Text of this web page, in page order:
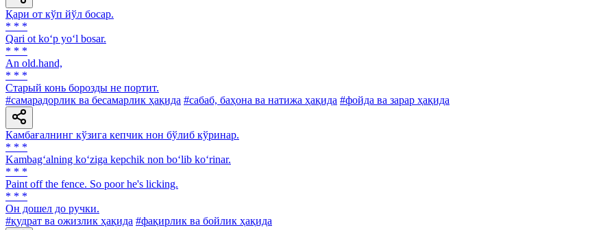
Қари от кўп йўл босар.
* * *
Qari ot ko‘p yo‘l bosar.
* * *
An old.hand,
* * *
Старый конь борозды не портит.
#самарадорлик ва бесамарлик ҳақида #сабаб, баҳона ва натижа ҳақида #фойда ва зарар ҳақида
Камбағалнинг кўзига кепчик нон бўлиб кўринар.
* * *
Kambag‘alning ko‘ziga kepchik non bo‘lib ko‘rinar.
* * *
Paint off the fence. So poor he's licking.
* * *
Он дошел до ручки.
#қудрат ва ожизлик ҳақида #фақирлик ва бойлик ҳақида